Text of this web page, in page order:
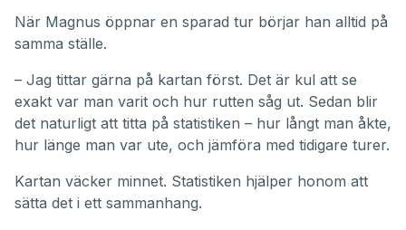
När Magnus öppnar en sparad tur börjar han alltid på
samma ställe.
– Jag tittar gärna på kartan först. Det är kul att se
exakt var man varit och hur rutten såg ut. Sedan blir
det naturligt att titta på statistiken – hur långt man åkte,
hur länge man var ute, och jämföra med tidigare turer.
Kartan väcker minnet. Statistiken hjälper honom att
sätta det i ett sammanhang.